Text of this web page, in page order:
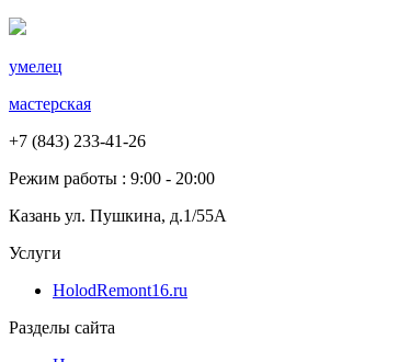
умелец
мастерская
+7 (843) 233-41-26
Режим работы : 9:00 - 20:00
Казань ул. Пушкина, д.1/55А
Услуги
HolodRemont16.ru
Разделы сайта